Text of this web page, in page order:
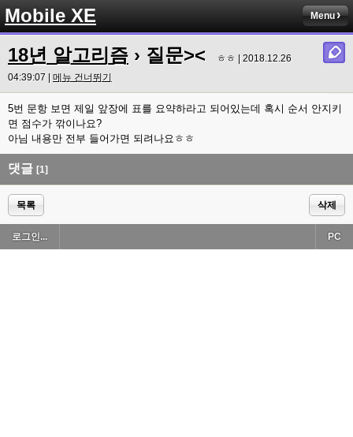
Mobile XE Menu
18년 알고리즘 › 질문><
ㅎㅎ | 2018.12.26
04:39:07 | 메뉴 건너뛰기
5번 문항 보면 제일 앞장에 표를 요약하라고 되어있는데 혹시 순서 안지키
면 점수가 깎이나요?
아님 내용만 전부 들어가면 되려나요ㅎㅎ
댓글 [1]
목록 삭제
로그인... PC